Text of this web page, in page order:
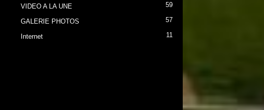
VIDEO A LA UNE 59
GALERIE PHOTOS 57
Internet 11